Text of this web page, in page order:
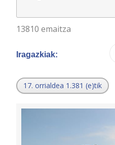
13810 emaitza
Iragazkiak:
17. orrialdea 1.381 (e)tik